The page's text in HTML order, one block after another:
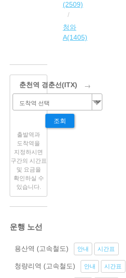
(2509)
청와
A(1405)
춘천역 경춘선(ITX) →
조회
출발역과
도착역을
지정하시면
구간의 시간표
및 요금을
확인하실 수
있습니다.
운행 노선
용산역 (고속철도) 안내 시간표
청량리역 (고속철도) 안내 시간표